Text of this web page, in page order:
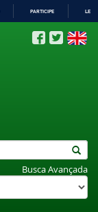
PARTICIPE
Busca Avançada